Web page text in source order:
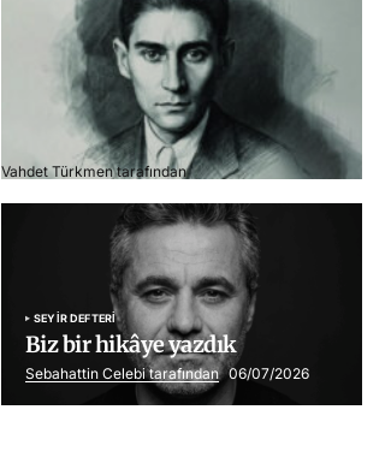
Franz Kafka
Vahdet Türkmen tarafından 06/07/2026
SEYIR DEFTERI
Biz bir hikâye yazdık
Sebahattin Celebi tarafından 06/07/2026